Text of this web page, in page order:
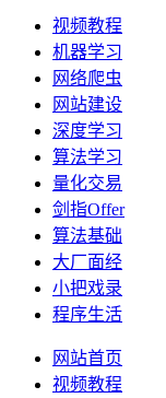
视频教程
机器学习
网络爬虫
网站建设
深度学习
算法学习
量化交易
剑指Offer
算法基础
大厂面经
小把戏录
程序生活
网站首页
视频教程